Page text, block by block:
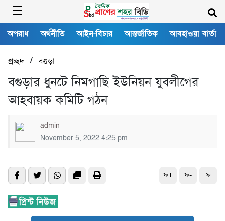
অপরাধ অর্থনীতি আইন-বিচার আন্তর্জাতিক আবহাওয়া বার্তা
প্রচ্ছদ/বগুড়া
বগুড়ার ধুনটে নিমগাছি ইউনিয়ন যুবলীগের
আহবায়ক কমিটি গঠন
admin
November 5, 2022 4:25 pm
ফ+ ফ- ফ